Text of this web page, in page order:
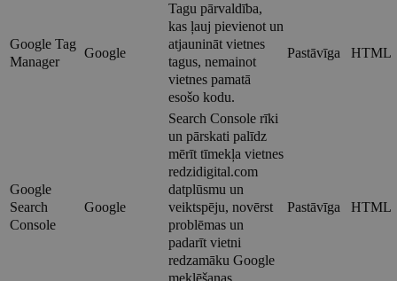
Google Tag
Manager
Google
Tagu pārvaldība,
kas ļauj pievienot un
atjaunināt vietnes
tagus, nemainot
vietnes pamatā
esošo kodu.
Pastāvīga HTML
Google
Search
Console
Google
Search Console rīki
un pārskati palīdz
mērīt tīmekļa vietnes
redzidigital.com
datplūsmu un
veiktspēju, novērst
problēmas un
padarīt vietni
redzamāku Google
Pastāvīga HTML